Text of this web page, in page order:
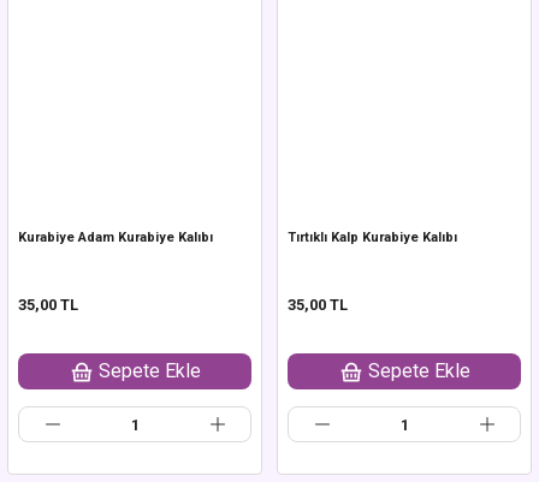
Kurabiye Adam Kurabiye Kalıbı
35,00 TL
Sepete Ekle
Tırtıklı Kalp Kurabiye Kalıbı
35,00 TL
Sepete Ekle